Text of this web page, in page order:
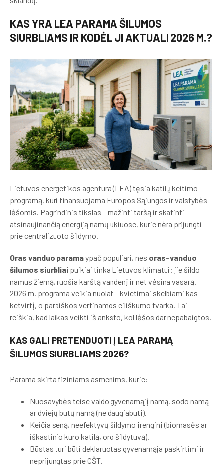
KAS YRA LEA PARAMA ŠILUMOS
SIURBLIAMS IR KODĖL JI AKTUALI 2026 M.?
Lietuvos energetikos agentūra (LEA) tęsia katilų keitimo
programą, kuri finansuojama Europos Sąjungos ir valstybės
lėšomis. Pagrindinis tikslas – mažinti taršą ir skatinti
atsinaujinančią energiją namų ūkiuose, kurie nėra prijungti
prie centralizuoto šildymo.
Oras vanduo paramaypač populiari, nes oras–vanduo
šilumos siurbliai puikiai tinka Lietuvos klimatui: jie šildo
namus žiemą, ruošia karštą vandenį ir net vėsina vasarą.
2026 m. programa veikia nuolat – kvietimai skelbiami kas
ketvirtį, o paraiškos vertinamos eiliškumo tvarka. Tai
reiškia, kad laikas veikti iš anksto, kol lėšos dar nepabaigtos.
KAS GALI PRETENDUOTI Į LEA PARAMĄ
ŠILUMOS SIURBLIAMS 2026?
Parama skirta fiziniams asmenims, kurie:
Nuosavybės teise valdo gyvenamąjį namą, sodo namą
ar dviejų butų namą (ne daugiabutį).
Keičia seną, neefektyvų šildymo įrenginį (biomasės ar
iškastinio kuro katilą, oro šildytuvą).
Būstas turi būti deklaruotas gyvenamąja paskirtimi ir
neprijungtas prie CŠT.